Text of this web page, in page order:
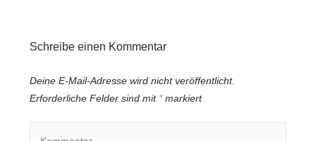
Schreibe einen Kommentar
Deine E-Mail-Adresse wird nicht veröffentlicht.
Erforderliche Felder sind mit *markiert